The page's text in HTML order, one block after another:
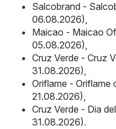
Salcobrand -
06.08.2026),
Maicao - Maicao
05.08.2026),
Cruz Verde - Cruz
31.08.2026),
Oriflame - Oriflame
21.08.2026),
Cruz Verde - Dia
31.08.2026).